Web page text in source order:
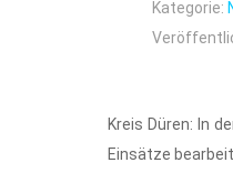
Kategorie:
Kreis Düren: In
Einsätze